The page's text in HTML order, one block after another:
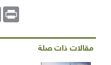
Print
مقالات ذات صلة